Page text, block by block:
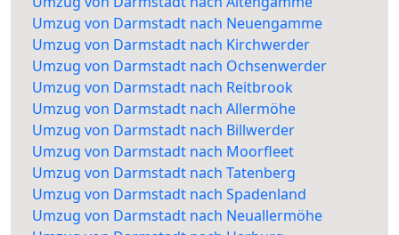
Umzug von Darmstadt nach Neuengamme
Umzug von Darmstadt nach Kirchwerder
Umzug von Darmstadt nach Ochsenwerder
Umzug von Darmstadt nach Reitbrook
Umzug von Darmstadt nach Allermöhe
Umzug von Darmstadt nach Billwerder
Umzug von Darmstadt nach Moorfleet
Umzug von Darmstadt nach Tatenberg
Umzug von Darmstadt nach Spadenland
Umzug von Darmstadt nach Neuallermöhe